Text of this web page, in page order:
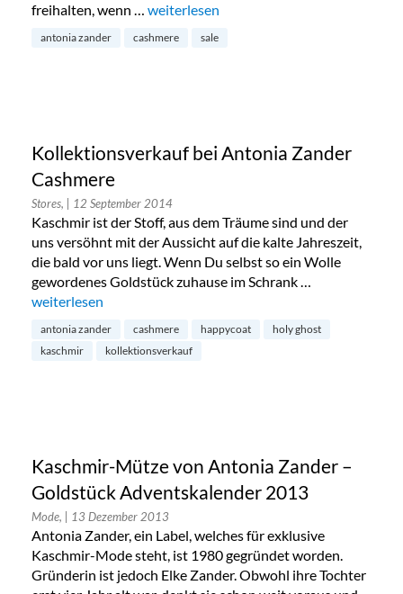
freihalten, wenn … „Last Minute xmas-Sale bei Antonia
weiterlesen
antonia zander cashmere sale
Kollektionsverkauf bei Antonia Zander
Cashmere
Stores, | 12 September 2014
Kaschmir ist der Stoff, aus dem Träume sind und der
uns versöhnt mit der Aussicht auf die kalte Jahreszeit,
die bald vor uns liegt. Wenn Du selbst so ein Wolle
gewordenes Goldstück zuhause im Schrank …
„Kollektionsverkauf bei Antonia Zander Cashmere“
weiterlesen
antonia zander cashmere happycoat
holy ghost
kaschmir
kollektionsverkauf
Kaschmir-Mütze von Antonia Zander –
Goldstück Adventskalender 2013
Mode, | 13 Dezember 2013
Antonia Zander, ein Label, welches für exklusive
Kaschmir-Mode steht, ist 1980 gegründet worden.
Gründerin ist jedoch Elke Zander. Obwohl ihre Tochter